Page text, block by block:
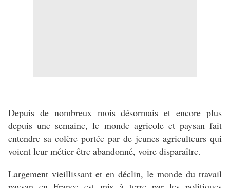
Depuis de nombreux mois désormais et encore plus
depuis une semaine, le monde agricole et paysan fait
entendre sa colère portée par de jeunes agriculteurs qui
voient leur métier être abandonné, voire disparaître.
Largement vieillissant et en déclin, le monde du travail